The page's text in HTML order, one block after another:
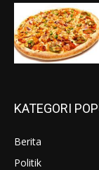
KATEGORI
Berita
Politik